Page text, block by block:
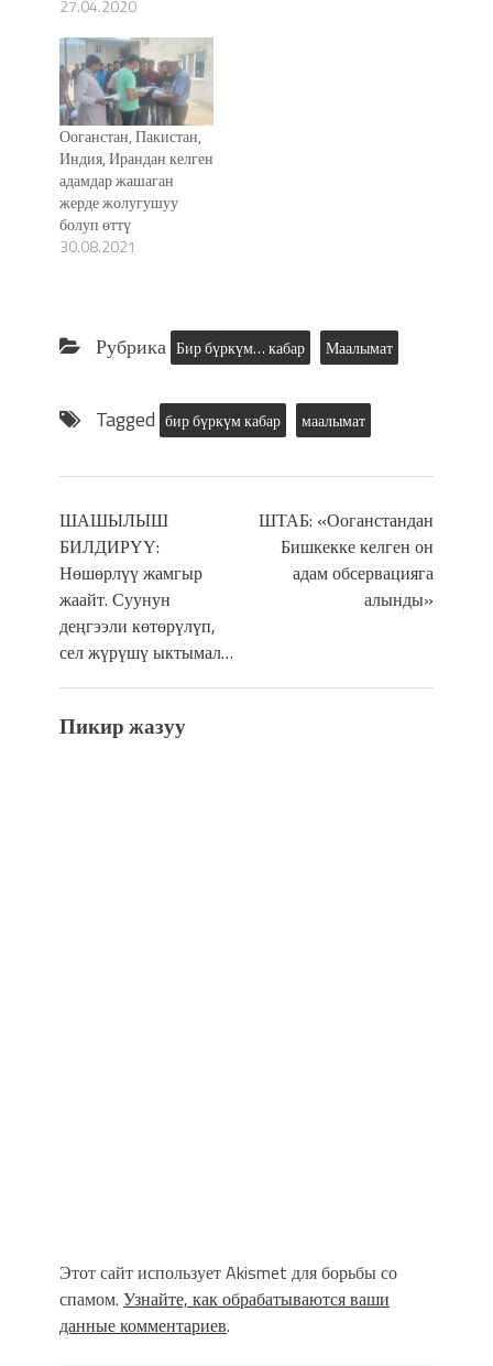
27.04.2020
Ооганстан, Пакистан,
Индия, Ирандан келген
адамдар жашаган
жерде жолугушуу
болуп өттү
30.08.2021
Рубрика Бир бүркүм… кабар Маалымат
Tagged бир бүркүм кабар маалымат
ШАШЫЛЫШ
БИЛДИРҮҮ:
Нөшөрлүү жамгыр
жаайт. Суунун
деңгээли көтөрүлүп,
сел жүрүшү ыктымал…
ШТАБ: «Ооганстандан
Бишкекке келген он
адам обсервацияга
алынды»
Пикир жазуу
Этот сайт использует Akismet для борьбы со
спамом. Узнайте, как обрабатываются ваши
данные комментариев.